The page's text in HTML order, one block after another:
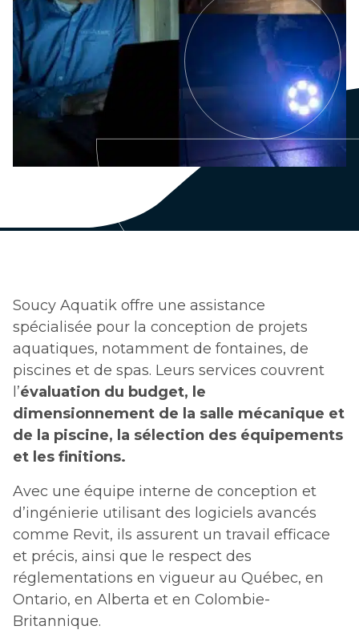
Soucy Aquatik offre une assistance
spécialisée pour la conception de projets
aquatiques, notamment de fontaines, de
piscines et de spas. Leurs services couvrent
l’évaluation du budget, le
dimensionnement de la salle mécanique et
de la piscine, la sélection des équipements
et les finitions.
Avec une équipe interne de conception et
d’ingénierie utilisant des logiciels avancés
comme Revit, ils assurent un travail efficace
et précis, ainsi que le respect des
réglementations en vigueur au Québec, en
Ontario, en Alberta et en Colombie-
Britannique.